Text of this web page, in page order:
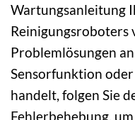
Wartungsanleitung
Reinigungsroboters
Problemlösungen
Sensorfunktion
handelt, folgen Sie
Fehlerbehebung,